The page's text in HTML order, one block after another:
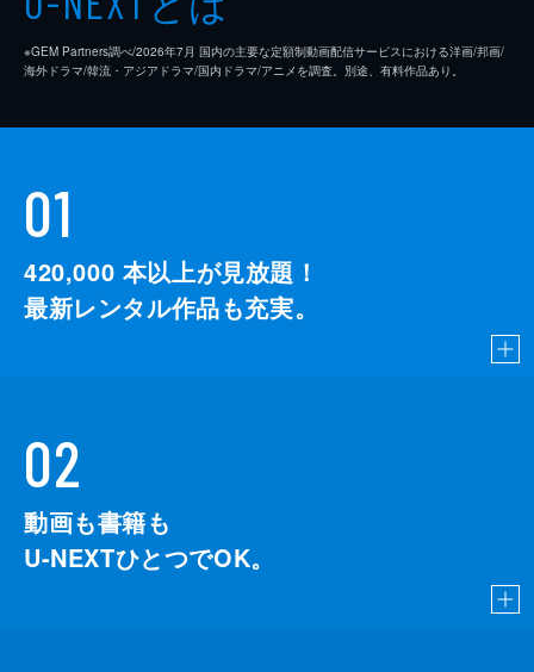
※GEM Partners調べ/2026年7⽉ 国内の主要な定額制動画配信サービスにおける洋画/邦画/
海外ドラマ/韓流・アジアドラマ/国内ドラマ/アニメを調査。別途、有料作品あり。
01
420,000 本以上が見放題！
最新レンタル作品も充実。
02
動画も書籍も
U-NEXTひとつでOK。